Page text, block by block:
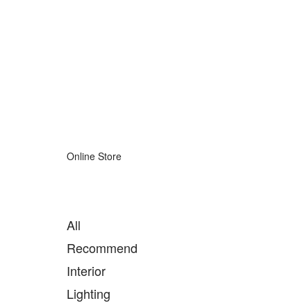
Online Store
All
Recommend
Interior
Lighting